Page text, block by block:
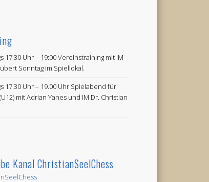
17:30 Uhr – 19:00 Vereinstraining mit IM
Sonntag im Spiellokal.
17:30 Uhr – 19.00 Uhr Spielabend für
mit Adrian Yanes und IM Dr. Christian
Kanal ChristianSeelChess